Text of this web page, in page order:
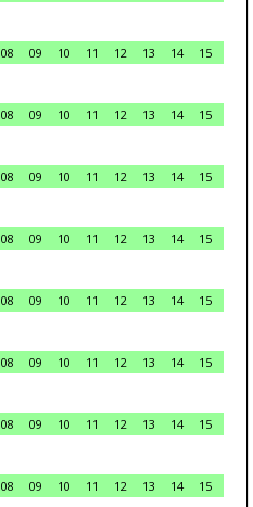
08 09 10 11 12 13 14
15
08 09 10 11 12 13 14
15
08 09 10 11 12 13 14
15
08 09 10 11 12 13 14
15
08 09 10 11 12 13 14
15
08 09 10 11 12 13 14
15
08 09 10 11 12 13 14
15
08 09 10 11 12 13 14
15